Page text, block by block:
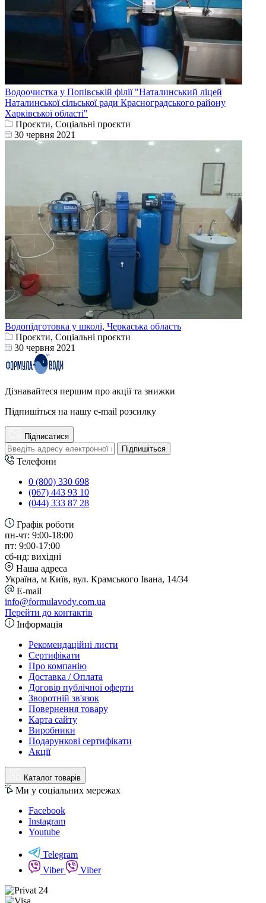
Водоочистка у Попівській філії "Наталинський ліцей
Наталинської сільської ради Красноградського району
Харківської області"
Проєкти, Соціальні проєкти
30 червня 2021
Водопідготовка у школі, Черкаська область
Проєкти, Соціальні проєкти
30 червня 2021
Дізнавайтеся першим про акції та знижки
Підпишіться на нашу e-mail розсилку
Підписатися
Підпишіться
Телефони
0 (800) 330 698
(067) 443 93 10
(044) 333 87 28
Графік роботи
пн-чт: 9:00-18:00
пт: 9:00-17:00
сб-нд: вихідні
Наша адреса
Україна, м Київ, вул. Крамського Івана, 14/34
E-mail
info@formulavody.com.ua
Перейти до контактів
Інформація
Рекомендаційні листи
Сертифікати
Про компанію
Доставка / Оплата
Договір публічної оферти
Зворотній зв'язок
Повернення товару
Карта сайту
Виробники
Подарункові сертифікати
Акції
Каталог товарів
Ми у соціальних мережах
Facebook
Instagram
Youtube
Telegram
Viber
Viber